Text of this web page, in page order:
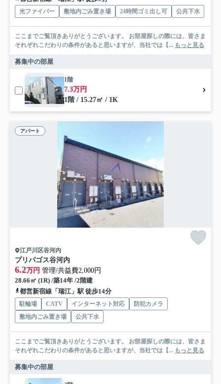
光ファイバー 敷地内ごみ置き場 24時間ゴミ出し可 公共下水
ここまでご覧頂きありがとうございます。 お部屋探しの際には、皆さま
それぞれこだわりの条件があると思いますが、当社では【... もっと見る
募集中の部屋
1階
7.3万円
1階 / 15.27㎡ / 1K
アパート
江戸川区谷河内
プリパゴス谷河内
6.2万円 管理/共益費2,000円
28.66㎡ (1R) /築14年 /2階建
都営新宿線「瑞江」駅 徒歩14分
駐輪場 CATV インターネット対応
防犯カメラ
敷地内ごみ置き場
公共下水
ここまでご覧頂きありがとうございます。 お部屋探しの際には、皆さま
それぞれこだわりの条件があると思いますが、当社では【... もっと見る
募集中の部屋